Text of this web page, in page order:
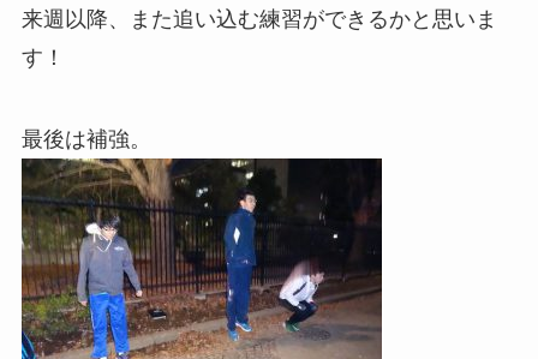
来週以降、また追い込む練習ができるかと思いま
す！
最後は補強。